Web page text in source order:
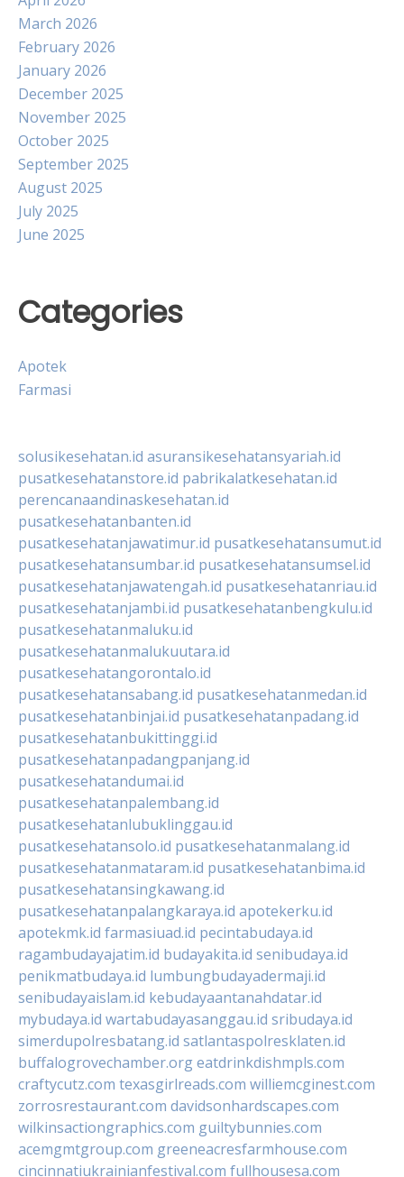
March 2026
February 2026
January 2026
December 2025
November 2025
October 2025
September 2025
August 2025
July 2025
June 2025
Categories
Apotek
Farmasi
solusikesehatan.id asuransikesehatansyariah.id
pusatkesehatanstore.id pabrikalatkesehatan.id
perencanaandinaskesehatan.id
pusatkesehatanbanten.id
pusatkesehatanjawatimur.id pusatkesehatansumut.id
pusatkesehatansumbar.id pusatkesehatansumsel.id
pusatkesehatanjawatengah.id pusatkesehatanriau.id
pusatkesehatanjambi.id pusatkesehatanbengkulu.id
pusatkesehatanmaluku.id
pusatkesehatanmalukuutara.id
pusatkesehatangorontalo.id
pusatkesehatansabang.id pusatkesehatanmedan.id
pusatkesehatanbinjai.id pusatkesehatanpadang.id
pusatkesehatanbukittinggi.id
pusatkesehatanpadangpanjang.id
pusatkesehatandumai.id
pusatkesehatanpalembang.id
pusatkesehatanlubuklinggau.id
pusatkesehatansolo.id pusatkesehatanmalang.id
pusatkesehatanmataram.id pusatkesehatanbima.id
pusatkesehatansingkawang.id
pusatkesehatanpalangkaraya.id apotekerku.id
apotekmk.id farmasiuad.id pecintabudaya.id
ragambudayajatim.id budayakita.id senibudaya.id
penikmatbudaya.id lumbungbudayadermaji.id
senibudayaislam.id kebudayaantanahdatar.id
mybudaya.id wartabudayasanggau.id sribudaya.id
simerdupolresbatang.id satlantaspolresklaten.id
buffalogrovechamber.orgeatdrinkdishmpls.com
craftycutz.com texasgirlreads.com williemcginest.com
zorrosrestaurant.com davidsonhardscapes.com
wilkinsactiongraphics.com guiltybunnies.com
acemgmtgroup.com greeneacresfarmhouse.com
cincinnatiukrainianfestival.com fullhousesa.com